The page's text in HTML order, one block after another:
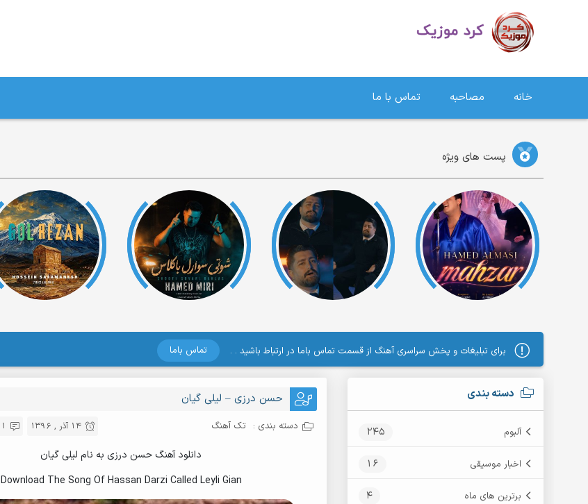
خانه مصاحبه تماس با ما
پست های ویژه
برای تبلیغات و پخش سراسری آهنگ از قسمت تماس باما در ارتباط باشید . . تماس باما
دسته بندی
آلبوم 245
اخبار موسیقی 16
برترین های ماه 4
حسن درزی – لیلی گیان
دسته بندی : تک آهنگ 1 دیدگاه 14 آذر , 1396
دانلود آهنگ حسن درزی به نام لیلی گیان
Download The Song Of Hassan Darzi Called Leyli Gian